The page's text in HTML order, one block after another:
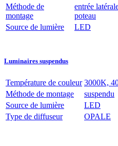
Méthode de
montage
entrée
poteau
Source de lumière
LED
Luminaires suspendus
Température de couleur 3000K,
Méthode de montage
suspendu
Source de lumière
LED
Type de diffuseur
OPALE